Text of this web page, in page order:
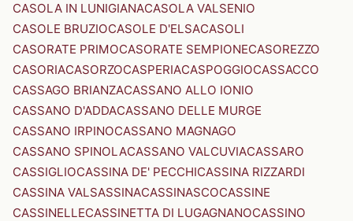
CASOLA IN LUNIGIANACASOLA VALSENIO
CASOLE BRUZIOCASOLE D'ELSACASOLI
CASORATE PRIMOCASORATE SEMPIONECASOREZZO
CASORIACASORZOCASPERIACASPOGGIOCASSACCO
CASSAGO BRIANZACASSANO ALLO IONIO
CASSANO D'ADDACASSANO DELLE MURGE
CASSANO IRPINOCASSANO MAGNAGO
CASSANO SPINOLACASSANO VALCUVIACASSARO
CASSIGLIOCASSINA DE' PECCHICASSINA RIZZARDI
CASSINA VALSASSINACASSINASCOCASSINE
CASSINELLECASSINETTA DI LUGAGNANOCASSINO